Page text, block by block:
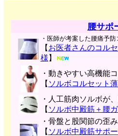
腰サポ
・医師が考案した腰痛予防
【 お医者さんのコル
様 】
・動きやすい高機能
【 ソルボコルセット
・人工筋肉ソルボが
【 ソルボ中殿筋＋腰
・骨盤と股関節の歪
【 ソルボ中殿筋サポ